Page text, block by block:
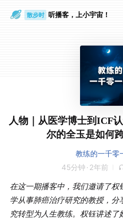
散步时 听播客，上小宇宙！
人物｜从医学博士到ICF
尔的全玉是如何
教练的一千零
45分钟 · 2年前
在这一期播客中，我们邀请了权
学从事肺癌治疗研究的教授，分
究转型为人生教练。权钰讲述